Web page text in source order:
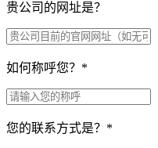
贵公司的网址是？
如何称呼您？ *
您的联系方式是？ *